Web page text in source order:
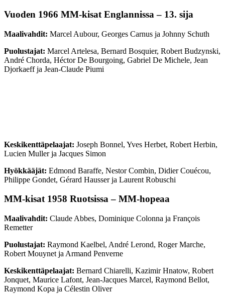
Vuoden 1966 MM-kisat Englannissa – 13. sija
Maalivahdit: Marcel Aubour, Georges Carnus ja Johnny Schuth
Puolustajat: Marcel Artelesa, Bernard Bosquier, Robert Budzynski,
André Chorda, Héctor De Bourgoing, Gabriel De Michele, Jean
Djorkaeff ja Jean-Claude Piumi
Keskikenttäpelaajat: Joseph Bonnel, Yves Herbet, Robert Herbin,
Lucien Muller ja Jacques Simon
Hyökkääjät: Edmond Baraffe, Nestor Combin, Didier Couécou,
Philippe Gondet, Gérard Hausser ja Laurent Robuschi
MM-kisat 1958 Ruotsissa – MM-hopeaa
Maalivahdit: Claude Abbes, Dominique Colonna ja François
Remetter
Puolustajat: Raymond Kaelbel, André Lerond, Roger Marche,
Robert Mouynet ja Armand Penverne
Keskikenttäpelaajat: Bernard Chiarelli, Kazimir Hnatow, Robert
Jonquet, Maurice Lafont, Jean-Jacques Marcel, Raymond Bellot,
Raymond Kopa ja Célestin Oliver